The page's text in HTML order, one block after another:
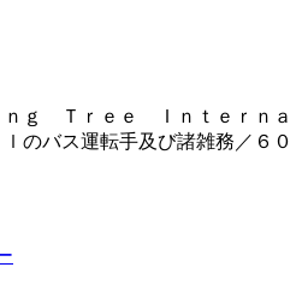
ｎｇ Ｔｒｅｅ Ｉｎｔｅｒｎａ
のバス運転手及び諸雑務／６０